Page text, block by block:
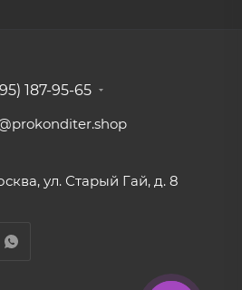
187-95-65
ул. Старый Гай, д. 8